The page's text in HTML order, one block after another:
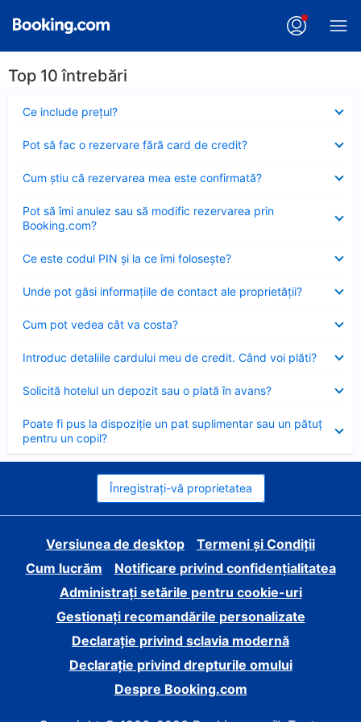
Top 10 întrebări
Ce include preţul?
închis
Pot să fac o rezervare fără card de credit?
închis
Cum ştiu că rezervarea mea este confirmată?
închis
Pot să îmi anulez sau să modific rezervarea prin
Booking.com?
închis
Ce este codul PIN şi la ce îmi foloseşte?
închis
Unde pot găsi informațiile de contact ale proprietății?
închis
Cum pot vedea cât va costa?
închis
Introduc detaliile cardului meu de credit. Când voi plăti?
închis
Solicită hotelul un depozit sau o plată în avans?
închis
Poate fi pus la dispoziție un pat suplimentar sau un pătuț
pentru un copil?
închis
Înregistrați-vă proprietatea
Versiunea de desktop
Termeni și Condiții
Cum lucrăm
Notificare privind confidențialitatea
Administrați setările pentru cookie-uri
Gestionați recomandările personalizate
Declarație privind sclavia modernă
Declarație privind drepturile omului
Despre Booking.com